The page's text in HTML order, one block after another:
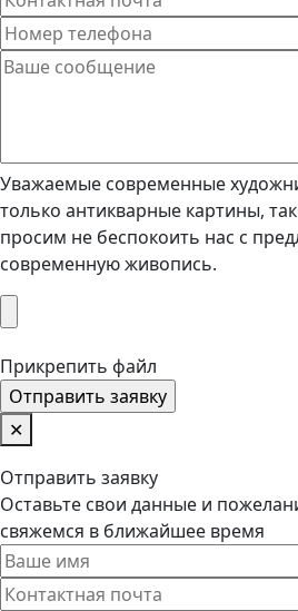
Уважаемые современные
только антикварные картины,
просим не беспокоить нас с
современную живопись.
Прикрепить файл
✕
Отправить заявку
Оставьте свои данные и
свяжемся в ближайшее время